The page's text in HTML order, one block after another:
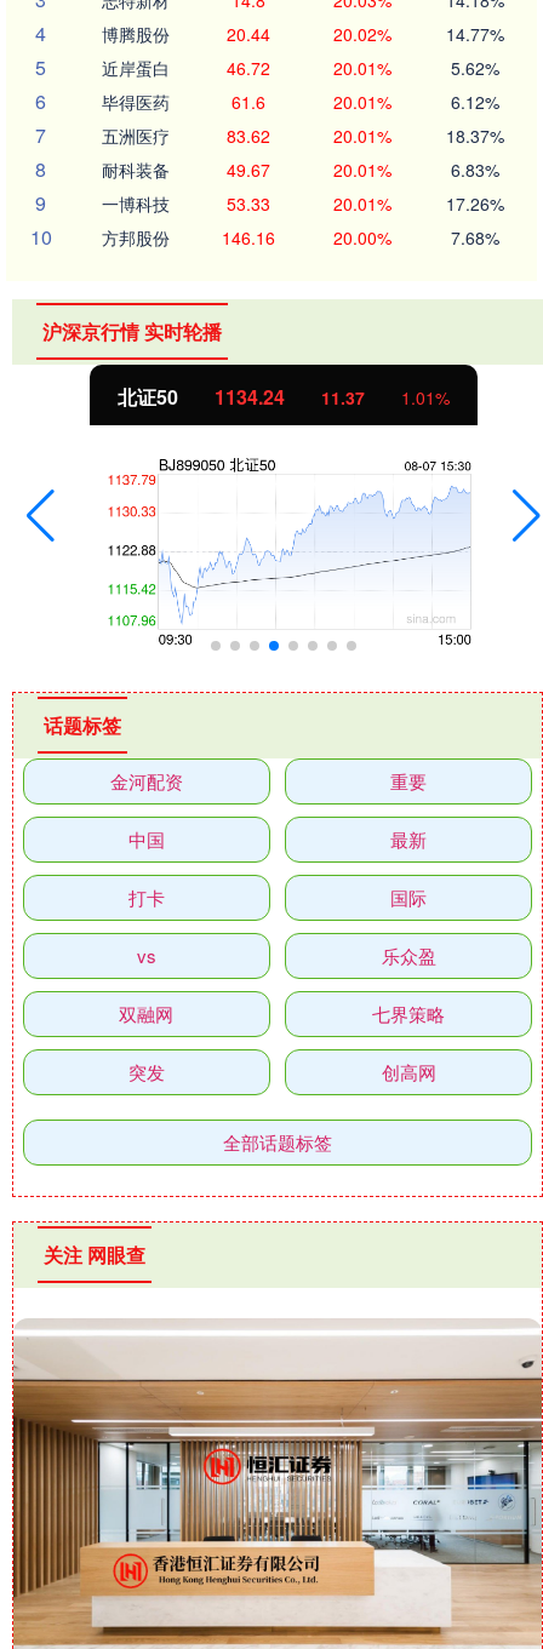
4 博腾股份 20.44 20.02% 14.77%
5 近岸蛋白 46.72 20.01% 5.62%
6 毕得医药 61.6 20.01% 6.12%
7 五洲医疗 83.62 20.01% 18.37%
8 耐科装备 49.67 20.01% 6.83%
9 一博科技 53.33 20.01% 17.26%
10 方邦股份 146.16 20.00% 7.68%
沪深京行情 实时轮播
北证50 1134.24 11.37 1.01%
话题标签
金河配资 重要
中国 最新
打卡 国际
vs 乐众盈
双融网 七界策略
突发 创高网
全部话题标签
关注 网眼查